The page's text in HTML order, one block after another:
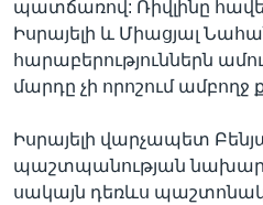
պատճառով: Ռիվլինը
Իսրայելի և Միացյալ
հարաբերություններն
մարդը չի որոշում
Իսրայելի վարչապետ
պաշտպանության
սակայն դեռևս